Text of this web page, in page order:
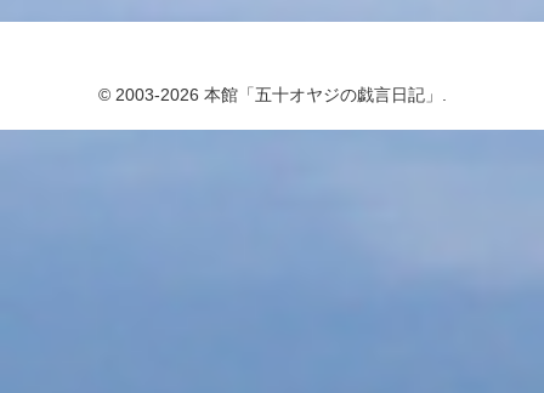
© 2003-2026 本館「五十オヤジの戯言日記」.